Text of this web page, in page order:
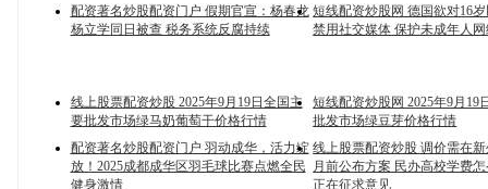
配资著名炒股配资门户 假期官宣：杨春龙
杨立学同日被查 税务系统反腐持续
短线配资炒股网 德国欲对16
禁用社交媒体 保护未成年人
线上股票配资炒股 2025年9月19日全国主
要批发市场绿马奶葡萄干价格行情
短线配资炒股网 2025年9月19
批发市场绿豆芽价格行情
配资著名炒股配资门户 羽动成华，活力绽
放！2025成都成华区羽毛球比赛点燃全民
健身激情
线上股票配资炒股 调价需在
月前公布方案 民办高校学费
正在征求意见